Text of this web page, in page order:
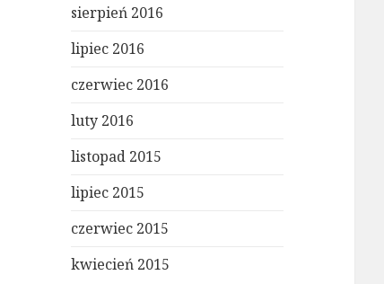
sierpień 2016
lipiec 2016
czerwiec 2016
luty 2016
listopad 2015
lipiec 2015
czerwiec 2015
kwiecień 2015